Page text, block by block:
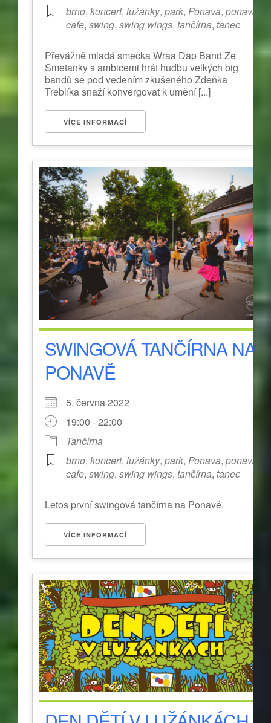
brno,koncert,lužánky,park,Ponava,ponava
cafe,swing,swing wings, tančírna, tanec
Převážně mladá smečka Wraa Dap Band Ze
Smetanky s ambicemi hrát hudbu velkých big
bandů se pod vedením zkušeného Zdeňka
Treblíka snaží konvergovat k umění [...]
VÍCE INFORMACÍ
SWINGOVÁ TANČÍRNA NA
PONAVĚ
5. června 2022
19:00 - 22:00
Tančírna
brno,koncert,lužánky,park,Ponava,ponava
cafe,swing,swing wings, tančírna, tanec
Letos první swingová tančírna na Ponavě.
VÍCE INFORMACÍ